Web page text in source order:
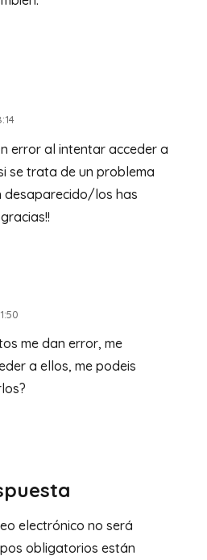
error al intentar acceder a
se trata de un problema
desaparecido/los has
me dan error, me
a ellos, me podeis
electrónico no será
obligatorios están